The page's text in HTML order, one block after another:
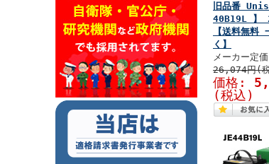
旧品番
40B19L 】
【送料無料
く】
メーカー定
26,074円(
価格:
(税込)